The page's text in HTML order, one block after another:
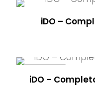
iDO –
iDO –